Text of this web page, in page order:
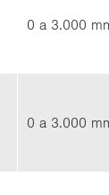
0 a 3.000
0 a 3.000